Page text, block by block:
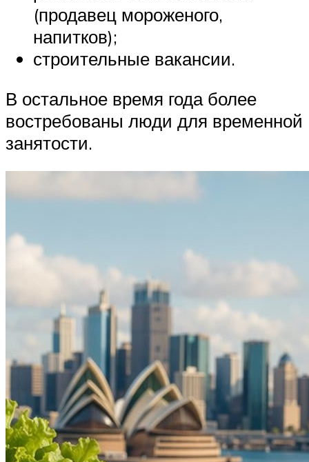
(продавец мороженого,
напитков);
строительные вакансии.
В остальное время года более
востребованы люди для временной
занятости.